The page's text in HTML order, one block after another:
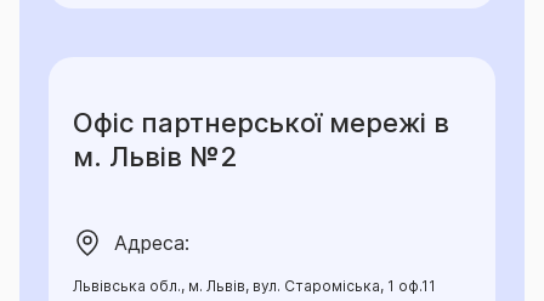
Офіс партнерської мережі в
м. Львів №2
Адреса:
Львівська обл., м. Львів, вул. Староміська, 1 оф.11